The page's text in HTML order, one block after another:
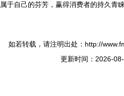
属于自己的芬芳，赢得消费者的持久青睐
如若转载，请注明出处：http://
更新时间：2026-